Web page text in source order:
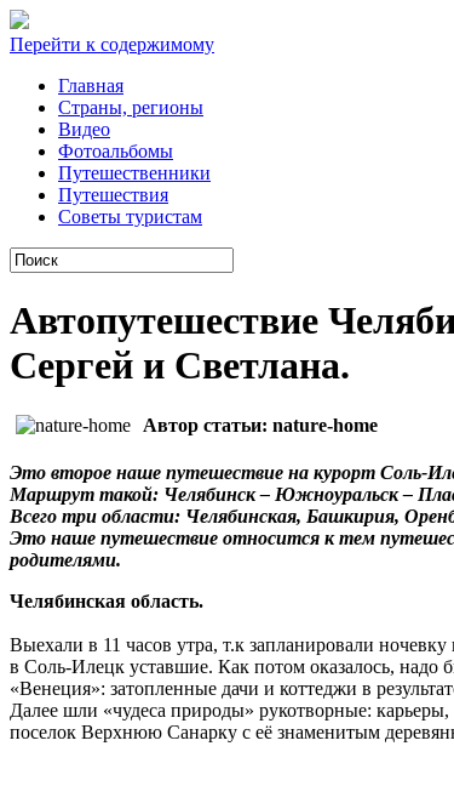
Перейти к содержимому
Главная
Cтраны, регионы
Видео
Фотоальбомы
Путешественники
Путешествия
Советы туристам
Автопутешествие
Сергей и Светлана.
Автор статьи: nature-home
Это второе наше путешествие на курорт Соль-
Маршрут такой: Челябинск – Южноуральск –
Всего три области: Челябинская, Башкирия,
Это наше путешествие относится к тем
родителями.
Челябинская область.
Выехали в 11 часов утра, т.к запланировали
в Соль-Илецк уставшие. Как потом оказалось, надо
«Венеция»: затопленные дачи и коттеджи в
Далее шли «чудеса природы» рукотворные:
поселок Верхнюю Санарку с её знаменитым